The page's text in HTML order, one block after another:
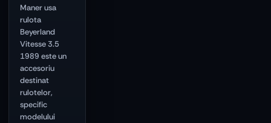
Maner usa
rulota
Beyerland
Vitesse 3.5
1989 este un
accesoriu
destinat
rulotelor,
specific
modelului